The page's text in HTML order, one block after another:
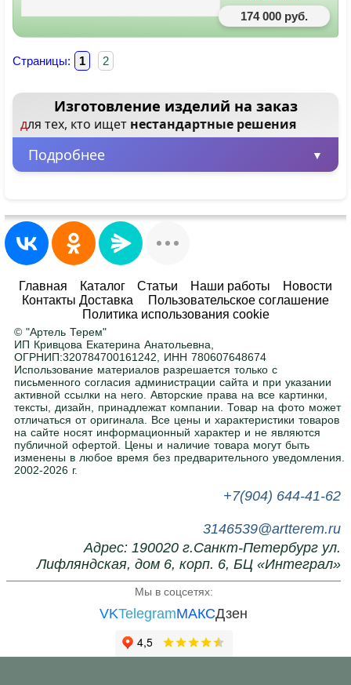
174 000 руб.
Страницы: 1 2
Изготовление изделий на заказ
для тех, кто ищет нестандартные решения
Подробнее
Заказывайте от одного изделия, не
ограничиваясь большими объемами.
Любые размеры и цвета
Адаптируем любой товар под ваше
помещение. Ширина, высота, глубина — по
вашему заданию. Покраска в любой цвет RAL
Нужна помощь в подборе?
Напишите или позвоните нам, поможем с
выбором.
Главная Каталог Статьи Наши работы
Новости
Контакты Доставка
Пользовательское соглашение
Политика использования cookie
© "Артель Терем"
ИП Кривцова Екатерина Анатольевна,
ОГРНИП:320784700161242, ИНН 780607648674
Использование материалов разрешается только с
письменного согласия администрации сайта и при указании
активной ссылки на него. Авторские права на все картинки,
тексты, дизайн, принадлежат компании. Товар на фото может
отличаться от оригинала. Все цены и характеристики товаров
на сайте носят информационный характер и не являются
публичной офертой. Цены и наличие товара могут быть
изменены в любое время без предварительного уведомления.
2002-2026 г.
+7(904) 644-41-62
3146539@artterem.ru
Адрес: 190020 г.Санкт-Петербург ул.
Лифляндская, дом 6, корп. 6, БЦ «Интеграл»
Мы в соцсетях:
VKTelegramМАКСДзен